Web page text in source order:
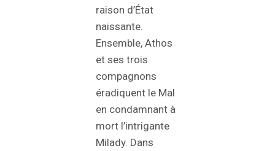
raison d’État
naissante.
Ensemble, Athos
et ses trois
compagnons
éradiquent le Mal
en condamnant à
mort l’intrigante
Milady. Dans